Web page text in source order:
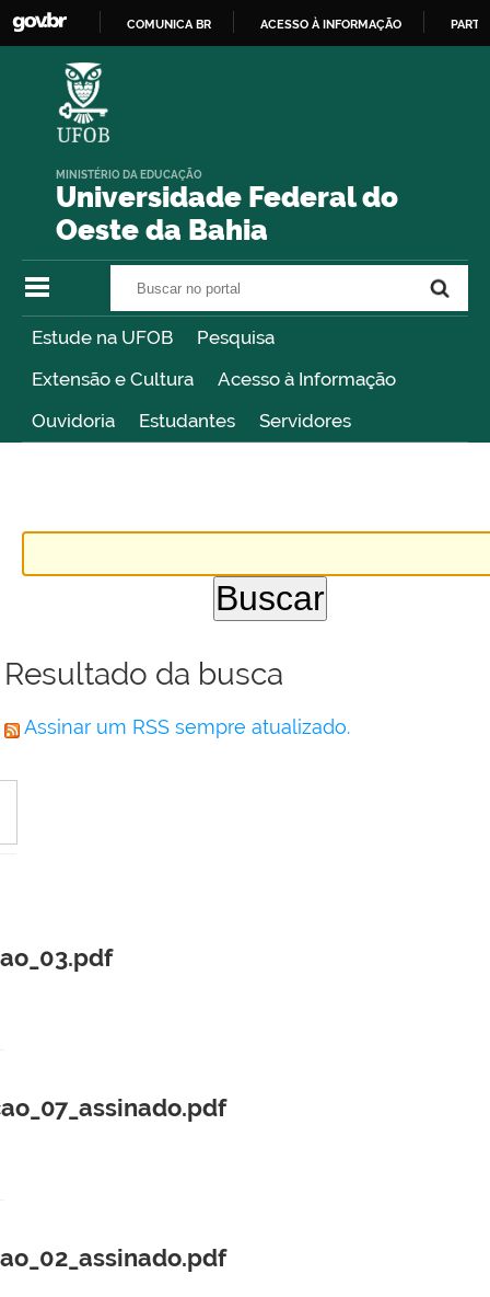
COMUNICA BR ACESSO À INFORMAÇÃO
Universidade Federal do
Oeste da Bahia
MINISTÉRIO DA EDUCAÇÃO
Estude na UFOB
Pesquisa
Extensão e Cultura
Acesso à Informação
Ouvidoria
Estudantes Servidores
Resultado da busca
Assinar um RSS sempre atualizado.